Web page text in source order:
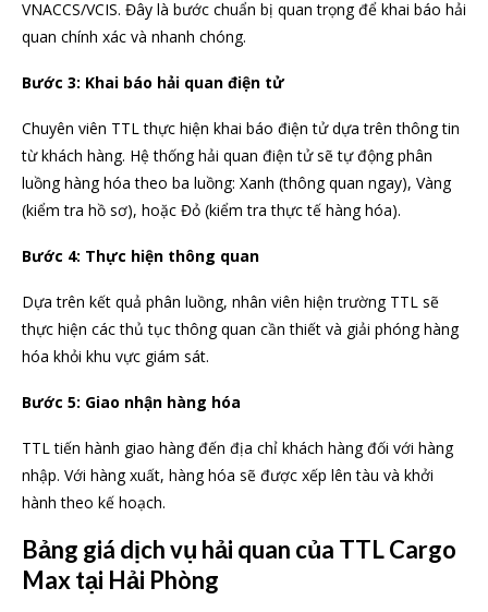
VNACCS/VCIS. Đây là bước chuẩn bị quan trọng để khai báo hải
quan chính xác và nhanh chóng.
Bước 3: Khai báo hải quan điện tử
Chuyên viên TTL thực hiện khai báo điện tử dựa trên thông tin
từ khách hàng. Hệ thống hải quan điện tử sẽ tự động phân
luồng hàng hóa theo ba luồng: Xanh (thông quan ngay), Vàng
(kiểm tra hồ sơ), hoặc Đỏ (kiểm tra thực tế hàng hóa).
Bước 4: Thực hiện thông quan
Dựa trên kết quả phân luồng, nhân viên hiện trường TTL sẽ
thực hiện các thủ tục thông quan cần thiết và giải phóng hàng
hóa khỏi khu vực giám sát.
Bước 5: Giao nhận hàng hóa
TTL tiến hành giao hàng đến địa chỉ khách hàng đối với hàng
nhập. Với hàng xuất, hàng hóa sẽ được xếp lên tàu và khởi
hành theo kế hoạch.
Bảng giá dịch vụ hải quan của TTL Cargo
Max tại Hải Phòng